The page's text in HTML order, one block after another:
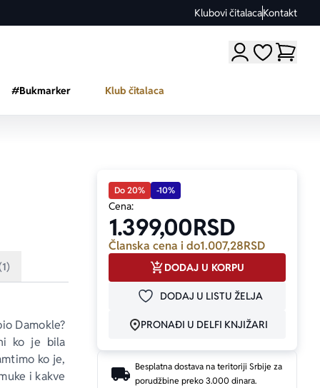
Klubovi čitalacaKontakt
Moji omiljeni
#Bukmarker Klub čitalaca
Damokle?
ko je bila
ko je,
i kakve
Do 20% -10%
Cena:
1.399,00RSD
Članska cena i do1.007,28RSD
DODAJ U KORPU
DODAJ U OMILJENE
DODAJ U LISTU ŽELJA
PRONAĐI U DELFI KNJIŽARI
Besplatna dostava na teritoriji Srbije za
porudžbine preko 3.000 dinara.